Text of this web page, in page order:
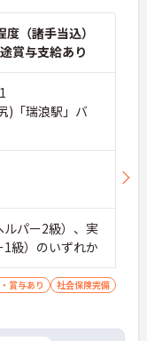
度（諸手当込）
賞与支給あり
)「瑞浪駅」バ
パー2級）、実
級）のいずれか
賞与あり
社会保険完備